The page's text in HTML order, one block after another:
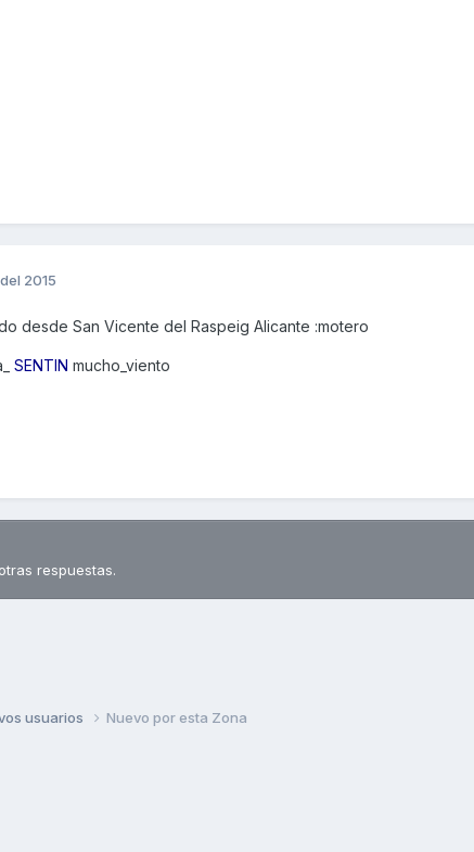
2015
desde San Vicente del Raspeig Alicante :motero
SENTIN mucho_viento
respuestas.
usuarios Nuevo por esta Zona